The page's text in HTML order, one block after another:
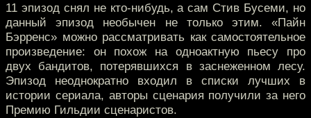
11 эпизод снял не кто-нибудь, а сам Стив Бусеми, но
данный эпизод необычен не только этим. «Пайн
Бэрренс» можно рассматривать как самостоятельное
произведение: он похож на одноактную пьесу про
двух бандитов, потерявшихся в заснеженном лесу.
Эпизод неоднократно входил в списки лучших в
истории сериала, авторы сценария получили за него
Премию Гильдии сценаристов.